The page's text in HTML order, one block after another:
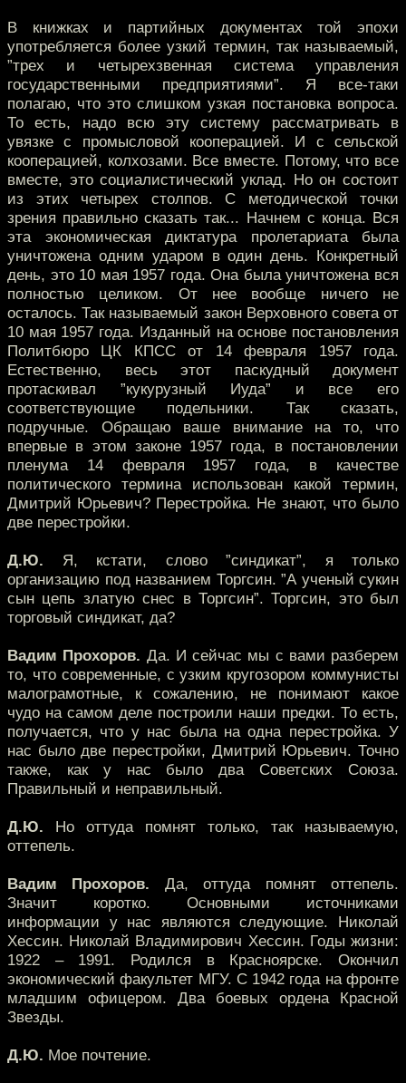
В книжках и партийных документах той эпохи
употребляется более узкий термин, так называемый,
”трех и четырехзвенная система управления
государственными предприятиями”. Я все-таки
полагаю, что это слишком узкая постановка вопроса.
То есть, надо всю эту систему рассматривать в
увязке с промысловой кооперацией. И с сельской
кооперацией, колхозами. Все вместе. Потому, что все
вместе, это социалистический уклад. Но он состоит
из этих четырех столпов. С методической точки
зрения правильно сказать так... Начнем с конца. Вся
эта экономическая диктатура пролетариата была
уничтожена одним ударом в один день. Конкретный
день, это 10 мая 1957 года. Она была уничтожена вся
полностью целиком. От нее вообще ничего не
осталось. Так называемый закон Верховного совета от
10 мая 1957 года. Изданный на основе постановления
Политбюро ЦК КПСС от 14 февраля 1957 года.
Естественно, весь этот паскудный документ
протаскивал ”кукурузный Иуда” и все его
соответствующие подельники. Так сказать,
подручные. Обращаю ваше внимание на то, что
впервые в этом законе 1957 года, в постановлении
пленума 14 февраля 1957 года, в качестве
политического термина использован какой термин,
Дмитрий Юрьевич? Перестройка. Не знают, что было
две перестройки.
Д.Ю. Я, кстати, слово ”синдикат”, я только
организацию под названием Торгсин. ”А ученый сукин
сын цепь златую снес в Торгсин”. Торгсин, это был
торговый синдикат, да?
Вадим Прохоров. Да. И сейчас мы с вами разберем
то, что современные, с узким кругозором коммунисты
малограмотные, к сожалению, не понимают какое
чудо на самом деле построили наши предки. То есть,
получается, что у нас была на одна перестройка. У
нас было две перестройки, Дмитрий Юрьевич. Точно
также, как у нас было два Советских Союза.
Правильный и неправильный.
Д.Ю. Но оттуда помнят только, так называемую,
оттепель.
Вадим Прохоров. Да, оттуда помнят оттепель.
Значит коротко. Основными источниками
информации у нас являются следующие. Николай
Хессин. Николай Владимирович Хессин. Годы жизни:
1922 – 1991. Родился в Красноярске. Окончил
экономический факультет МГУ. С 1942 года на фронте
младшим офицером. Два боевых ордена Красной
Звезды.
Д.Ю. Мое почтение.